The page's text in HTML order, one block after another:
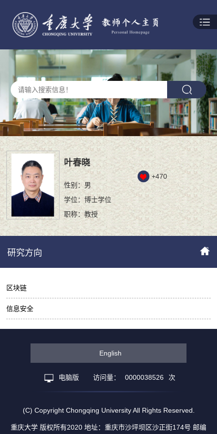
叶春晓
性别：男
学位：博士学位
职称：教授
+470
研究方向
区块链
信息安全
English
电脑版 访问量： 0000038526 次
(C) Copyright Chongqing University All Rights Reserved.
重庆大学 版权所有2020 地址：重庆市沙坪坝区沙正街174号 邮编